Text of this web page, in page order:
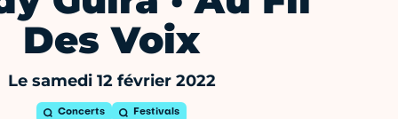
Des Voix
Le samedi 12 février 2022
Concerts Festivals